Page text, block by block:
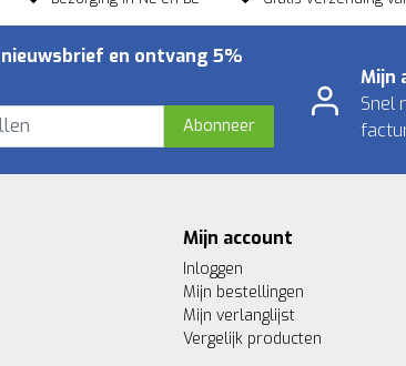
en ontvang 5%
Abonneer
Mijn
Snel
Mijn account
Inloggen
Mijn bestellingen
Mijn verlanglijst
Vergelijk producten